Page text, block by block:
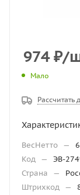
974₽/
Мало
Рассчитать
ВесНетто —
Код —
ЭВ-
Страна
—
Штрихкод —